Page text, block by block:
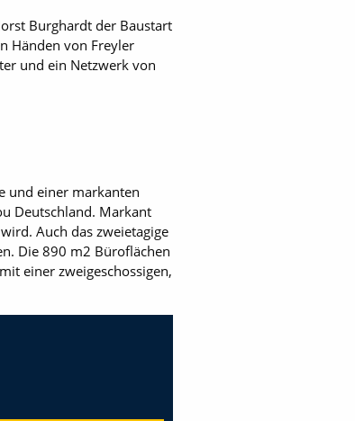
Burghardt der Baustart
Händen von Freyler
und ein Netzwerk von
und einer markanten
Deutschland. Markant
Auch das zweietagige
Die 890 m2 Büroflächen
einer zweigeschossigen,